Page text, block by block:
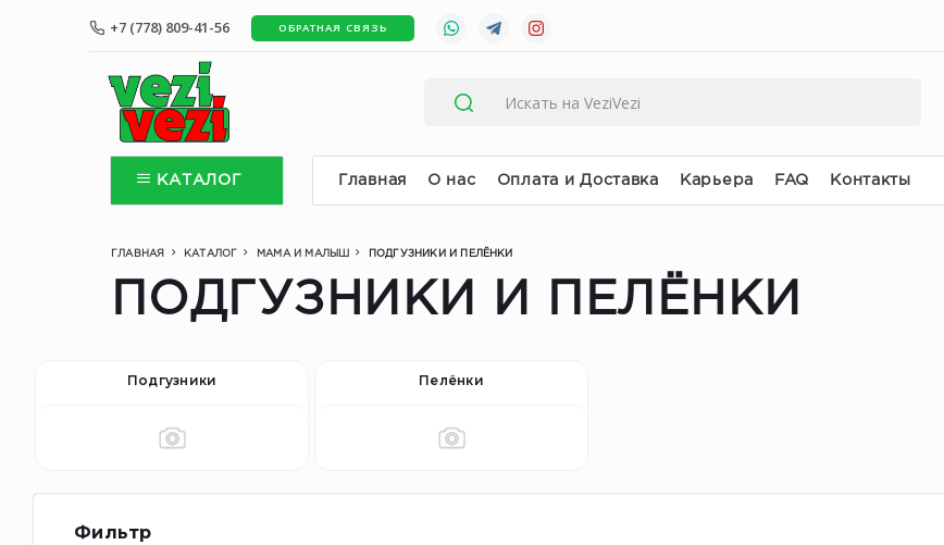
+7 (778) 809-41-56 ОБРАТНАЯ СВЯЗЬ
КАТАЛОГ Главная О нас Оплата и Доставка Карьера FAQ Контакты
ГЛАВНАЯ КАТАЛОГ МАМА И МАЛЫШ ПОДГУЗНИКИ И ПЕЛЁНКИ
ПОДГУЗНИКИ И ПЕЛЁНКИ
Подгузники Пелёнки
Фильтр